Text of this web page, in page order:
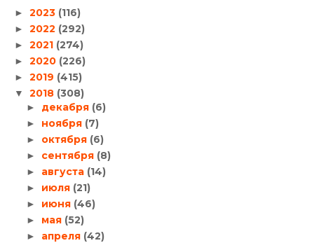
► 2023 (116)
► 2022 (292)
► 2021 (274)
► 2020 (226)
► 2019 (415)
▼ 2018 (308)
► декабря (6)
► ноября (7)
► октября (6)
► сентября (8)
► августа (14)
► июля (21)
► июня (46)
► мая (52)
► апреля (42)